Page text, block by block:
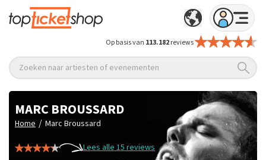
Op basis van 113.182reviews
Zoeken naar artiesten of evenementen
MARC BROUSSARD
Home / Marc Broussard
Lees alle 15 reviews